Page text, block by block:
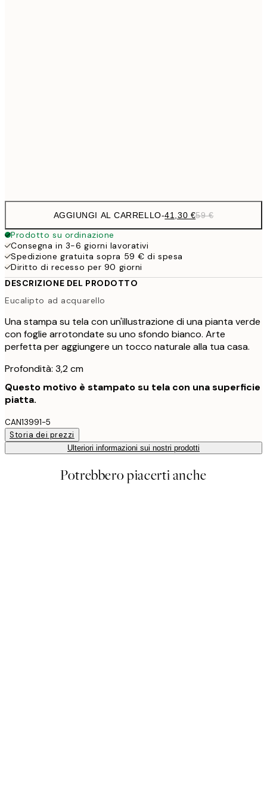
AGGIUNGI AL CARRELLO-41,30 €59 €
Prodotto su ordinazione
Consegna in 3-6 giorni lavorativi
Spedizione gratuita sopra 59 € di spesa
Diritto di recesso per 90 giorni
DESCRIZIONE DEL PRODOTTO
Eucalipto ad acquarello
Una stampa su tela con un'illustrazione di una pianta verde
con foglie arrotondate su uno sfondo bianco. Arte
perfetta per aggiungere un tocco naturale alla tua casa.
Profondità: 3,2 cm
Questo motivo è stampato su tela con una superficie
piatta.
CAN13991-5
Storia dei prezzi
Ulteriori informazioni sui nostri prodotti
Potrebbero piacerti anche